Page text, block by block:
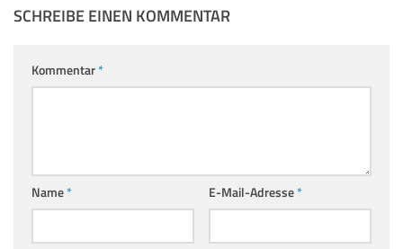
SCHREIBE EINEN KOMMENTAR
Kommentar*
Name* E-Mail-Adresse*